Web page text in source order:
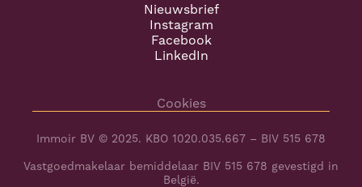
Nieuwsbrief
Instagram
Facebook
LinkedIn
Cookies
Immoir BV © 2025. KBO 1020.035.667 – BIV 515 678
Vastgoedmakelaar bemiddelaar BIV 515 678 gevestigd in
België.